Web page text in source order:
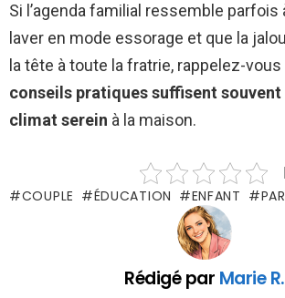
Si l’agenda familial ressemble parfois
laver en mode essorage et que la
la tête à toute la fratrie, rappelez-vous
conseils pratiques suffisent souvent
climat serein à la maison.
COUPLE ÉDUCATION ENFANT
Rédigé par Marie R.